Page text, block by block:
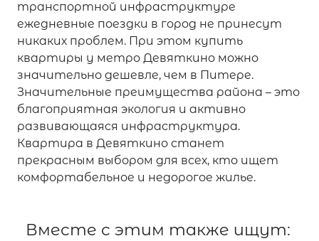
транспортной инфраструктуре
ежедневные поездки в город не принесут
никаких проблем. При этом купить
квартиры у метро Девяткино можно
значительно дешевле, чем в Питере.
Значительные преимущества района – это
благоприятная экология и активно
развивающаяся инфраструктура.
Квартира в Девяткино станет
прекрасным выбором для всех, кто ищет
комфортабельное и недорогое жилье.
Вместе с этим также ищут: